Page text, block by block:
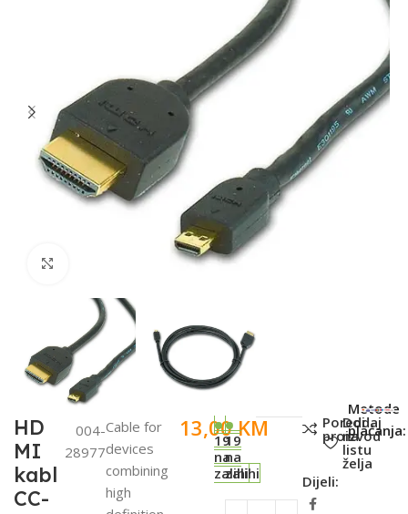
HD
MI
kabl
CC-
SKU:
004-
28977
Cable for
devices
combining
high
13,00KM
19
na
zalihi
19
na
zalihi
Poredi
proizvod
Dodaj
na
listu
želja
Dijeli:
Metode
plaćanja: